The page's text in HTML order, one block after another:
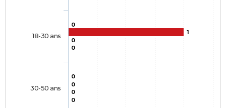
0
0
1
0
0
0
0
0
18-30 ans
30-50 ans